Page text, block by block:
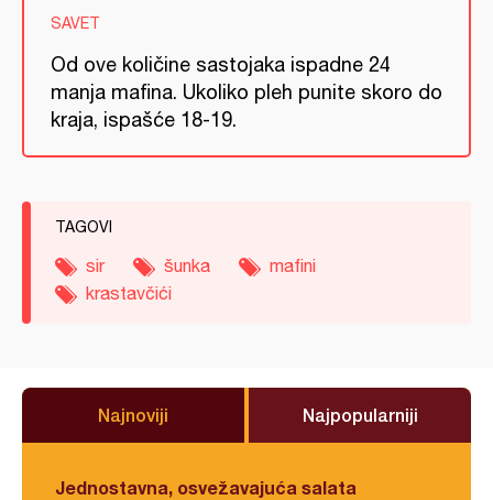
SAVET
Od ove količine sastojaka ispadne 24
manja mafina. Ukoliko pleh punite skoro do
kraja, ispašće 18-19.
TAGOVI
sir šunka
mafini
krastavčići
Najnoviji Najpopularniji
Jednostavna, osvežavajuća salata